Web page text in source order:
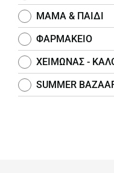
ΜΑΜΑ & ΠΑΙΔΙ
ΦΑΡΜΑΚΕΙΟ
ΧΕΙΜΩΝΑΣ -
SUMMER